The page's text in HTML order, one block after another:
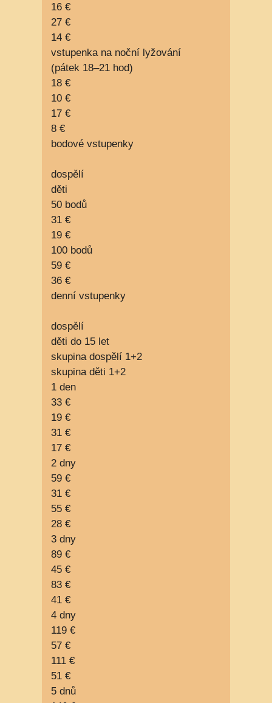
16 €
27 €
14 €
vstupenka na noční lyžování
(pátek 18–21 hod)
18 €
10 €
17 €
8 €
bodové vstupenky
dospělí
děti
50 bodů
31 €
19 €
100 bodů
59 €
36 €
denní vstupenky
dospělí
děti do 15 let
skupina dospělí 1+2
skupina děti 1+2
1 den
33 €
19 €
31 €
17 €
2 dny
59 €
31 €
55 €
28 €
3 dny
89 €
45 €
83 €
41 €
4 dny
119 €
57 €
111 €
51 €
5 dnů